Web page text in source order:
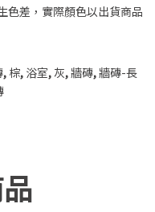
色差，實際顏色以出貨商品
, 棕, 浴室,灰,牆磚,牆磚-長